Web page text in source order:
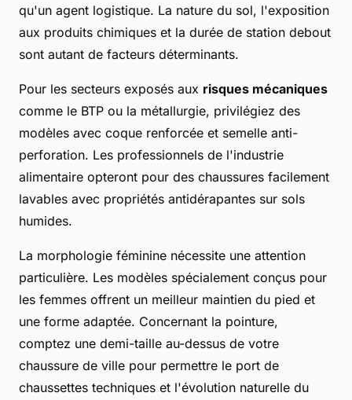
qu'un agent logistique. La nature du sol, l'exposition
aux produits chimiques et la durée de station debout
sont autant de facteurs déterminants.
Pour les secteurs exposés aux risques mécaniques
comme le BTP ou la métallurgie, privilégiez des
modèles avec coque renforcée et semelle anti-
perforation. Les professionnels de l'industrie
alimentaire opteront pour des chaussures facilement
lavables avec propriétés antidérapantes sur sols
humides.
La morphologie féminine nécessite une attention
particulière. Les modèles spécialement conçus pour
les femmes offrent un meilleur maintien du pied et
une forme adaptée. Concernant la pointure,
comptez une demi-taille au-dessus de votre
chaussure de ville pour permettre le port de
chaussettes techniques et l'évolution naturelle du